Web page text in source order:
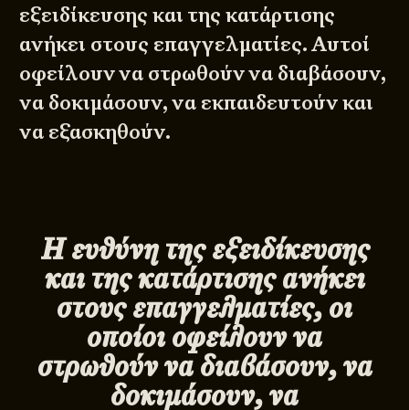
εξειδίκευσης και της κατάρτισης
ανήκει στους επαγγελματίες. Αυτοί
οφείλουν να στρωθούν να διαβάσουν,
να δοκιμάσουν, να εκπαιδευτούν και
να εξασκηθούν.
Η ευθύνη της εξειδίκευσης
και της κατάρτισης ανήκει
στους επαγγελματίες, οι
οποίοι οφείλουν να
στρωθούν να διαβάσουν, να
δοκιμάσουν, να